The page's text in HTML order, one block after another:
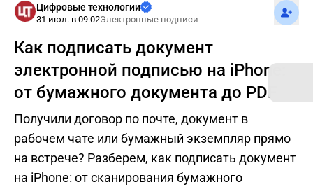
Цифровые технологии
31 июл. в 09:02Электронные подписи
Как подписать документ
электронной подписью на iPhone:
от бумажного документа до PDF
Получили договор по почте, документ в
рабочем чате или бумажный экземпляр прямо
на встрече? Разберем, как подписать документ
на iPhone: от сканирования бумажного